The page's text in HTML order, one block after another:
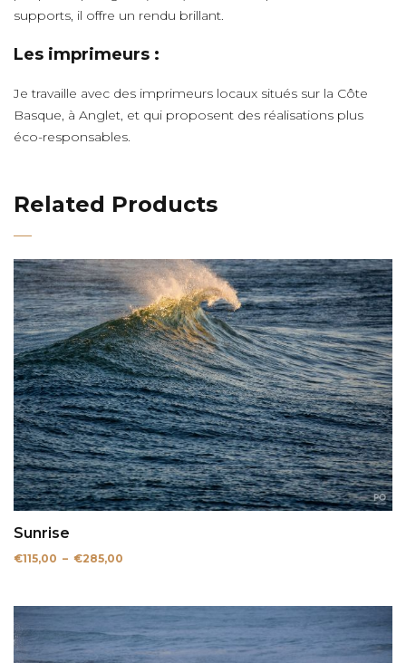
supports, il offre un rendu brillant.
Les imprimeurs :
Je travaille avec des imprimeurs locaux situés sur la Côte
Basque, à Anglet, et qui proposent des réalisations plus
éco-responsables.
Related Products
Sunrise
€115,00 – €285,00
€285,00